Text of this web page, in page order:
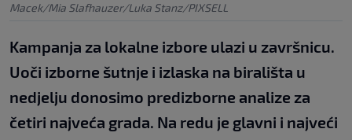
Macek/Mia Slafhauzer/Luka Stanz/PIXSELL
Kampanja za lokalne izbore ulazi u završnicu.
Uoči izborne šutnje i izlaska na birališta u
nedjelju donosimo predizborne analize za
četiri najveća grada. Na redu je glavni i najveći